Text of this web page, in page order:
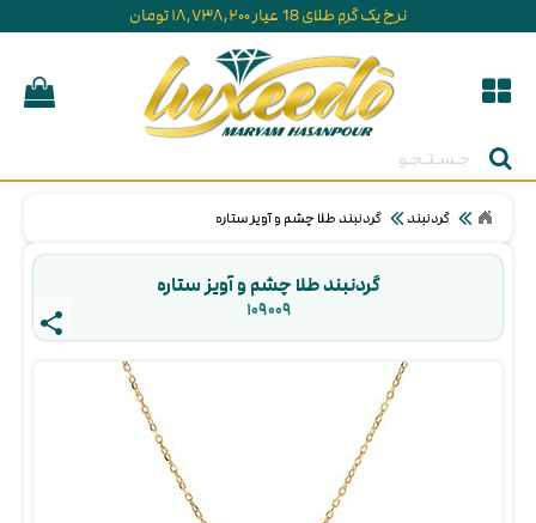
نرخ یک گرم طلای 18 عیار ۱۸,۷۳۸,۲۰۰ تومان
جستجو
گردنبند گردنبند طلا چشم و آویز ستاره
گردنبند طلا چشم و آویز ستاره
۱۰۹۰۰۹ share